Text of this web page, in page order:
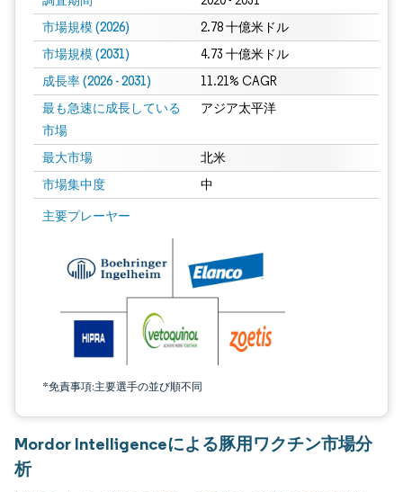
市場規模 (2026) 2.78 十億米ドル
市場規模 (2031) 4.73 十億米ドル
成長率 (2026 - 2031) 11.21% CAGR
最も急速に成長している
市場
アジア太平洋
最大市場 北米
市場集中度 中
主要プレーヤー
*免責事項:主要選手の並び順不同
画像 © Mordor Intelligence。再利用にはCC BY 4.0の表示が必要です。
Mordor Intelligenceによる豚用ワクチン市場分
析